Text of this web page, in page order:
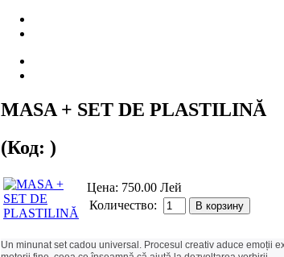
MASA + SET DE PLASTILINĂ
(Код: )
Цена: 750.00 Лей
Количество:
Un minunat set cadou universal. Procesul creativ aduce emoții